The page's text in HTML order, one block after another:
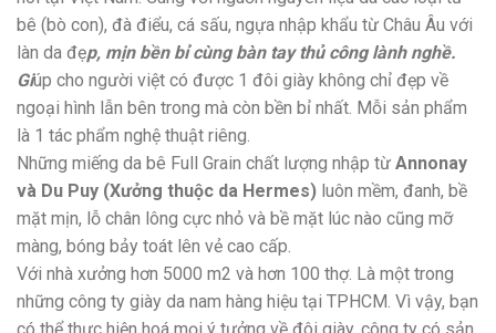
bê (bò con), đà điểu, cá sấu, ngựa nhập khẩu từ Châu Âu với
làn da đẹp, mịn bền bỉ cùng bàn tay thủ công lành nghề.
Giúp cho người việt có được 1 đôi giày không chỉ đẹp về
ngoại hình lẫn bên trong mà còn bền bỉ nhất. Mỗi sản phẩm
là 1 tác phẩm nghệ thuật riêng.
Những miếng da bê Full Grain chất lượng nhập từ Annonay
và Du Puy (Xưởng thuộc da Hermes) luôn mềm, đanh, bề
mặt mịn, lỗ chân lông cực nhỏ và bề mặt lúc nào cũng mỡ
màng, bóng bảy toát lên vẻ cao cấp.
Với nhà xưởng hơn 5000 m2 và hơn 100 thợ. Là một trong
những công ty giày da nam hàng hiệu tại TPHCM. Vì vậy, bạn